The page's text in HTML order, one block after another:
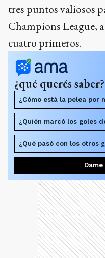
tres puntos valiosos
Champions League,
cuatro primeros.
¿qué querés saber?
¿Cómo está la pelea por
¿Quién marcó los goles
¿Qué pasó con los otros
Ads